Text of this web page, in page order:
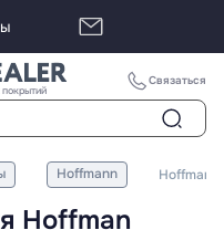
Связаться
Hoffmann Hoffman
Hoffman